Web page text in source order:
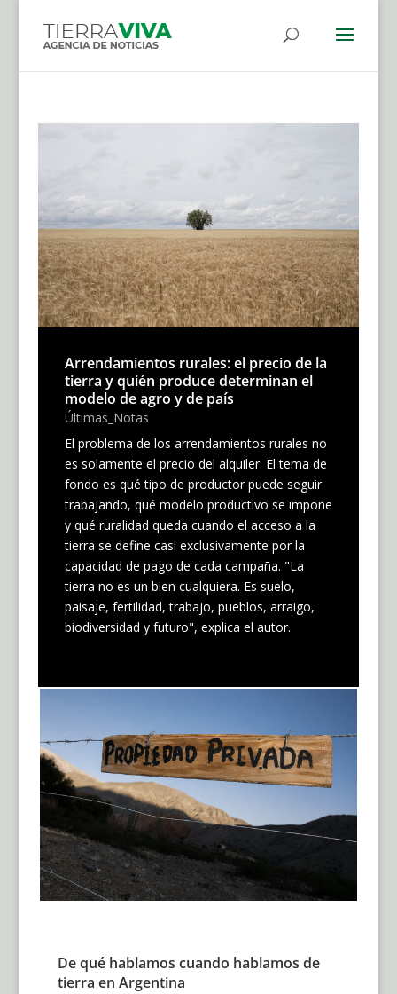
Arrendamientos rurales: el precio de la
tierra y quién produce determinan el
modelo de agro y de país
Últimas_Notas
El problema de los arrendamientos rurales no
es solamente el precio del alquiler. El tema de
fondo es qué tipo de productor puede seguir
trabajando, qué modelo productivo se impone
y qué ruralidad queda cuando el acceso a la
tierra se define casi exclusivamente por la
capacidad de pago de cada campaña. "La
tierra no es un bien cualquiera. Es suelo,
paisaje, fertilidad, trabajo, pueblos, arraigo,
biodiversidad y futuro", explica el autor.
De qué hablamos cuando hablamos de
tierra en Argentina